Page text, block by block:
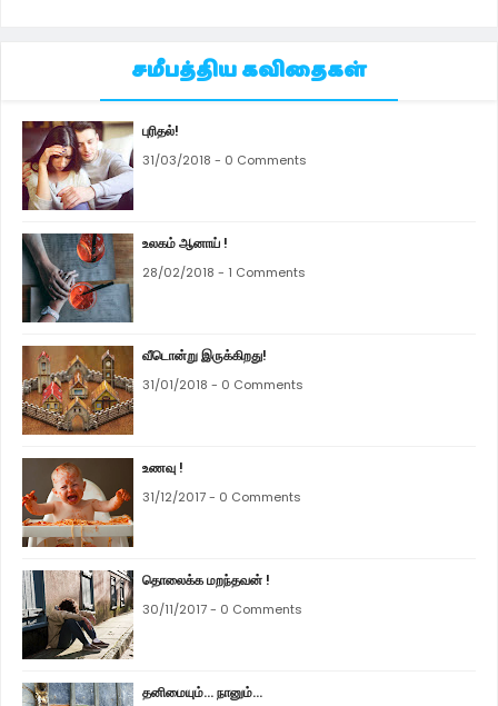
சமீபத்திய கவிதைகள்
புரிதல்!
31/03/2018 - 0 Comments
உலகம் ஆனாய் !
28/02/2018 - 1 Comments
வீடொன்று இருக்கிறது!
31/01/2018 - 0 Comments
உணவு !
31/12/2017 - 0 Comments
தொலைக்க மறந்தவன் !
30/11/2017 - 0 Comments
தனிமையும்... நானும்...